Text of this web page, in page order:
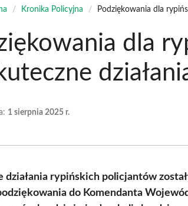
/ Kronika Policyjna / Podziękowania dla
dla
1 sierpnia 2025 r.
działania rypińskich policjantów
do Komendanta